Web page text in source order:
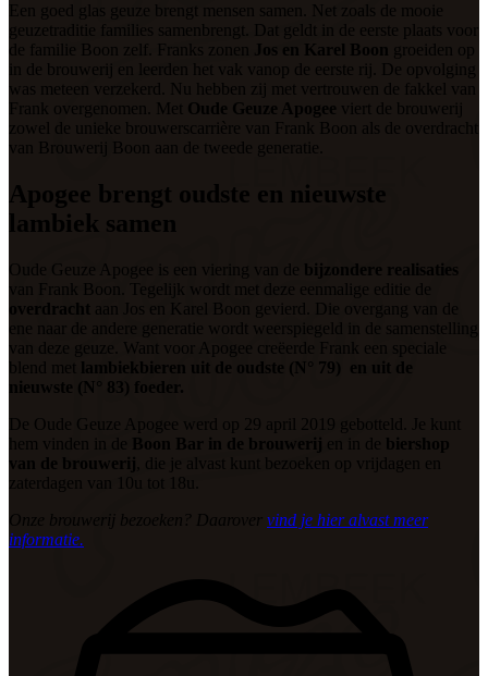
Een goed glas geuze brengt mensen samen. Net zoals de mooie
geuzetraditie families samenbrengt. Dat geldt in de eerste plaats voor
de familie Boon zelf. Franks zonen
Jos en Karel Boon groeiden op
in de brouwerij en leerden het vak vanop de eerste rij. De opvolging
was meteen verzekerd. Nu hebben zij met vertrouwen de fakkel van
Frank overgenomen. Met Oude Geuze Apogee viert de brouwerij
zowel de unieke brouwerscarrière van Frank Boon als de overdracht
van Brouwerij Boon aan de tweede generatie.
Apogee brengt oudste en nieuwste
lambiek samen
Oude Geuze Apogee is een viering van de bijzondere realisaties
van Frank Boon. Tegelijk wordt met deze eenmalige editie de
overdracht aan Jos en Karel Boon gevierd. Die overgang van de
ene naar de andere generatie wordt weerspiegeld in de samenstelling
van deze geuze. Want voor Apogee creëerde Frank een speciale
blend met lambiekbieren uit de oudste (N° 79) en uit de
nieuwste (N° 83) foeder.
De Oude Geuze Apogee werd op 29 april 2019 gebotteld. Je kunt
hem vinden in de Boon Bar in de brouwerij en in de biershop
van de brouwerij , die je alvast kunt bezoeken op vrijdagen en
zaterdagen van 10u tot 18u.
Onze brouwerij bezoeken? Daarover vind je hier alvast meer
informatie.